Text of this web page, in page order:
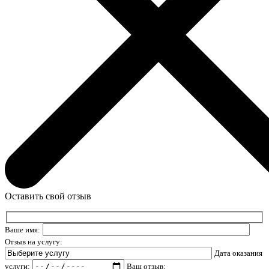
Оставить свой отзыв
Ваше имя:
Отзыв на услугу:
Дата оказания
услуги:
Ваш отзыв: